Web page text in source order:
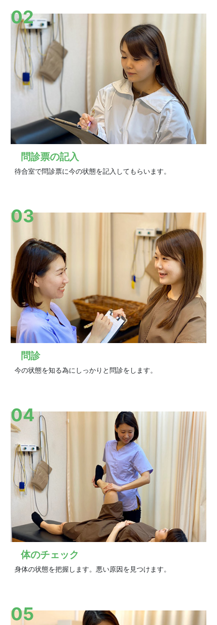
02
問診票の記入
待合室で問診票に今の状態を記入してもらいます。
03
問診
今の状態を知る為にしっかりと問診をします。
04
体のチェック
身体の状態を把握します。悪い原因を見つけます。
05